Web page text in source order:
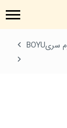
سیفون دستی آکواریوم سریBOYU